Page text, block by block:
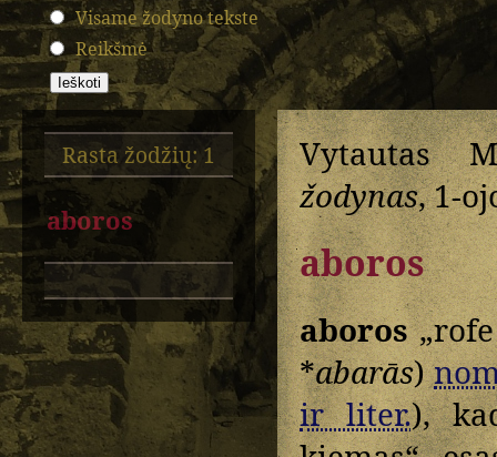
Visame žodyno tekste
Reikšmė
Rasta žodžių: 1
aboros
Vytautas
žodynas, 1-
aboros
aboros„rofe
*abarās)
ir liter.),